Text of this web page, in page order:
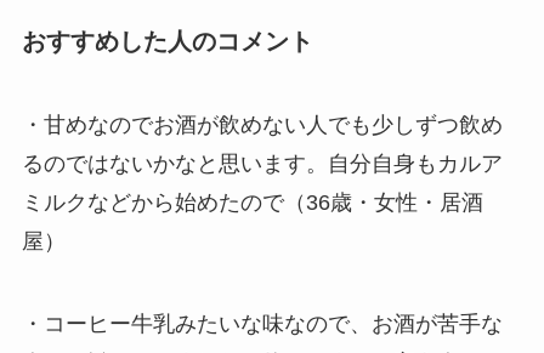
おすすめした人のコメント
・甘めなのでお酒が飲めない人でも少しずつ飲め
るのではないかなと思います。自分自身もカルア
ミルクなどから始めたので（36歳・女性・居酒
屋）
・コーヒー牛乳みたいな味なので、お酒が苦手な